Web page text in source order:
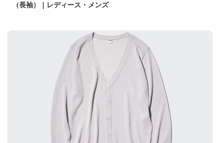
（長袖）｜レディース・メンズ